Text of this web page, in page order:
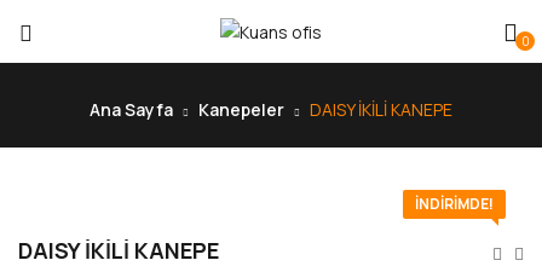
0
Ana Sayfa Kanepeler DAISY İKİLİ KANEPE
İNDIRIMDE!
DAISY İKİLİ KANEPE